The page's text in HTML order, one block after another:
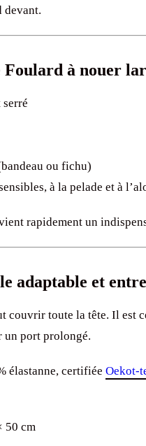
devant.
à nouer
ou fichu)
à la pelade et à
rapidement un
adaptable et
couvrir toute la tête. Il est
un port prolongé.
élastanne, certifiée Oekot-
50 cm